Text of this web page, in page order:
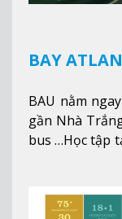
BAY
BAU nằm
gần Nhà
bus …Học tập
nghiệp ở Mỹ,